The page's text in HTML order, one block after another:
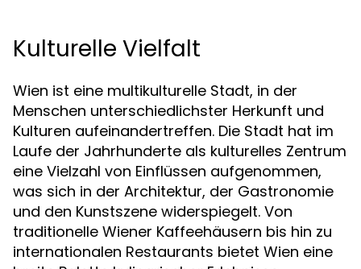
Kulturelle Vielfalt
Wien ist eine multikulturelle Stadt, in der
Menschen unterschiedlichster Herkunft und
Kulturen aufeinandertreffen. Die Stadt hat im
Laufe der Jahrhunderte als kulturelles Zentrum
eine Vielzahl von Einflüssen aufgenommen,
was sich in der Architektur, der Gastronomie
und den Kunstszene widerspiegelt. Von
traditionelle Wiener Kaffeehäusern bis hin zu
internationalen Restaurants bietet Wien eine